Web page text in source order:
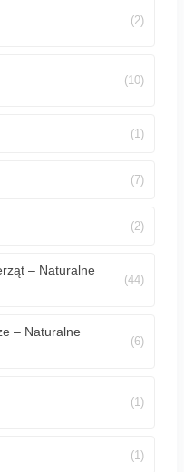
(2)
(10)
(1)
(7)
(2)
– Naturalne
(44)
– Naturalne
(6)
(1)
(1)